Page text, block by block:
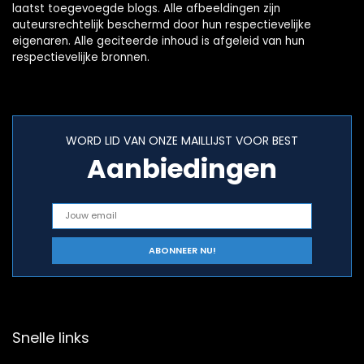
laatst toegevoegde blogs. Alle afbeeldingen zijn
auteursrechtelijk beschermd door hun respectievelijke
eigenaren. Alle geciteerde inhoud is afgeleid van hun
respectievelijke bronnen.
WORD LID VAN ONZE MAILLIJST VOOR BEST
Aanbiedingen
Snelle links